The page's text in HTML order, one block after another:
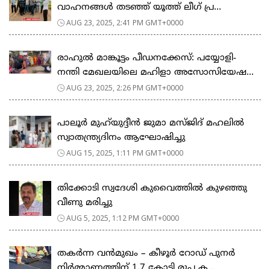
വാഹനങ്ങൾ തടഞ്ഞ് യൂത്ത് ലീഗ് പ്ര...
AUG 23, 2025, 2:41 PM GMT+0000
രാഹുൽ മാങ്കൂട്ടം പീഡനക്കേസ്: പയ്യോളി-
നന്തി മേഖലയിലെ മഹിളാ അസോസിയേഷ...
AUG 23, 2025, 2:26 PM GMT+0000
പാലൂർ മുഹ്‌യുദ്ദീൻ ജുമാ മസ്ജിദ് മഹലിൽ
സ്വാതന്ത്ര്യദിനം ആഘോഷിച്ചു
AUG 15, 2025, 1:11 PM GMT+0000
തിക്കോടി സ്വദേശി കുവൈത്തിൽ കുഴഞ്ഞു
വീണു മരിച്ചു
AUG 5, 2025, 1:12 PM GMT+0000
തകർന്ന വൻമുഖം – കീഴൂർ റോഡ് പുനർ